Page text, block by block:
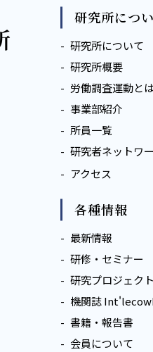
研究所につ
研究所について
研究所概要
労働調査運動とは
事業部紹介
所員一覧
研究者ネットワ
アクセス
各種情報
最新情報
研修・セミナー
研究プロジェク
機関誌
書籍・報告書
会員について